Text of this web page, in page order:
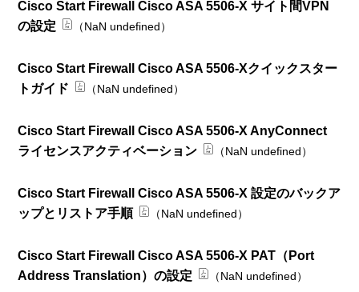
Cisco Start Firewall Cisco ASA 5506-X サイト間VPN
の設定
（NaN undefined）
Cisco Start Firewall Cisco ASA 5506-Xクイックスター
トガイド
（NaN undefined）
Cisco Start Firewall Cisco ASA 5506-X AnyConnect
ライセンスアクティベーション
（NaN undefined）
Cisco Start Firewall Cisco ASA 5506-X 設定のバックア
ップとリストア手順
（NaN undefined）
Cisco Start Firewall Cisco ASA 5506-X PAT（Port
Address Translation）の設定
（NaN undefined）